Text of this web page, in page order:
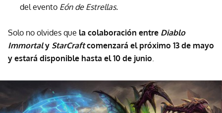
del evento Eón de Estrellas.
Solo no olvides que la colaboración entre Diablo
Immortaly StarCraftcomenzará el próximo 13 de mayo
y estará disponible hasta el 10 de junio.